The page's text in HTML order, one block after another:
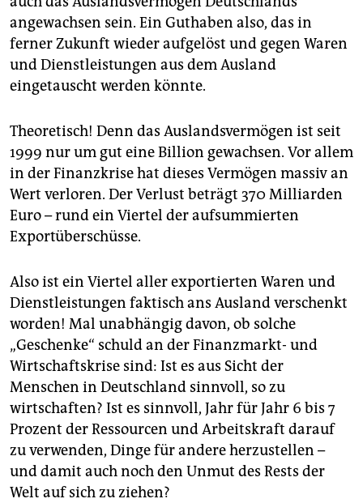
angewachsen sein. Ein Guthaben also, das in
ferner Zukunft wieder aufgelöst und gegen Waren
und Dienstleistungen aus dem Ausland
eingetauscht werden könnte.
Theoretisch! Denn das Auslandsvermögen ist seit
1999 nur um gut eine Billion gewachsen. Vor allem
in der Finanzkrise hat dieses Vermögen massiv an
Wert verloren. Der Verlust beträgt 370 Milliarden
Euro – rund ein Viertel der aufsummierten
Exportüberschüsse.
Also ist ein Viertel aller exportierten Waren und
Dienstleistungen faktisch ans Ausland verschenkt
worden! Mal unabhängig davon, ob solche
„Geschenke“ schuld an der Finanzmarkt- und
Wirtschaftskrise sind: Ist es aus Sicht der
Menschen in Deutschland sinnvoll, so zu
wirtschaften? Ist es sinnvoll, Jahr für Jahr 6 bis 7
Prozent der Ressourcen und Arbeitskraft darauf
zu verwenden, Dinge für andere herzustellen –
und damit auch noch den Unmut des Rests der
Welt auf sich zu ziehen?